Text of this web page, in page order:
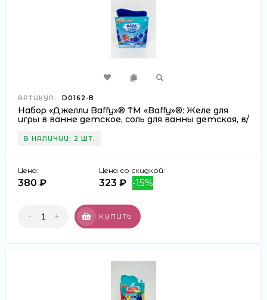
АРТИКУЛ: D0162-B
Набор «Джелли Baffy»® ТМ «Baffy»®: Желе для
игры в ванне детское, соль для ванны детская, в/
В НАЛИЧИИ: 2 ШТ.
Цена:
380 ₽
Цена со скидкой:
323 ₽ -15%
- + КУПИТЬ